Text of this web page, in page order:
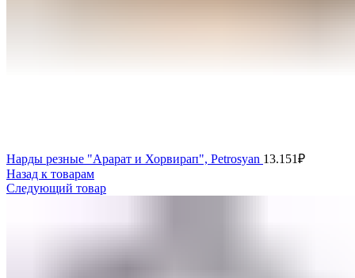
Нарды резные "Арарат и Хорвирап", Petrosyan 13.151₽
Назад к товарам
Следующий товар